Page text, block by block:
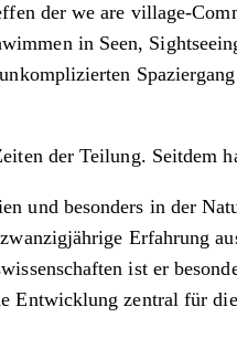
der we are village-
in Seen,
der Teilung. Seitdem
und besonders in der
Erfahrung
ist er
Entwicklung zentral für